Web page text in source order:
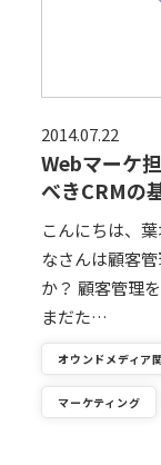
Webマーケ
べきCRMの
2014.07.22
こんにちは、
なさんは顧客
か？ 顧客管理
まだた…
オウンドメディア
マーケティング